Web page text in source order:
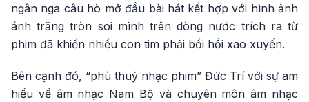
ngân nga câu hò mở đầu bài hát kết hợp với hình ảnh
ánh trăng tròn soi mình trên dòng nước trích ra từ
phim đã khiến nhiều con tim phải bồi hồi xao xuyến.
Bên cạnh đó, “phù thuỷ nhạc phim” Đức Trí với sự am
hiểu về âm nhạc Nam Bộ và chuyên môn âm nhạc